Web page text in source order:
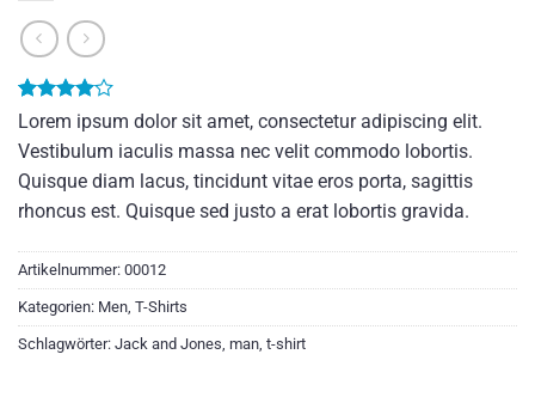
Bewertet
von 5,
basierend
auf
3
Kundenbewertungen
Lorem ipsum dolor sit amet, consectetur adipiscing elit.
Vestibulum iaculis massa nec velit commodo lobortis.
Quisque diam lacus, tincidunt vitae eros porta, sagittis
rhoncus est. Quisque sed justo a erat lobortis gravida.
Artikelnummer: 00012
Kategorien: Men T-Shirts
Schlagwörter: Jack and Jones man t-shirt